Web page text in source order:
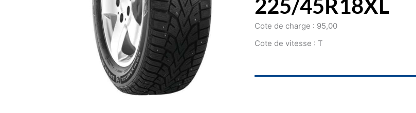
225/45R18XL
Cote de charge : 95,00
Cote de vitesse : T